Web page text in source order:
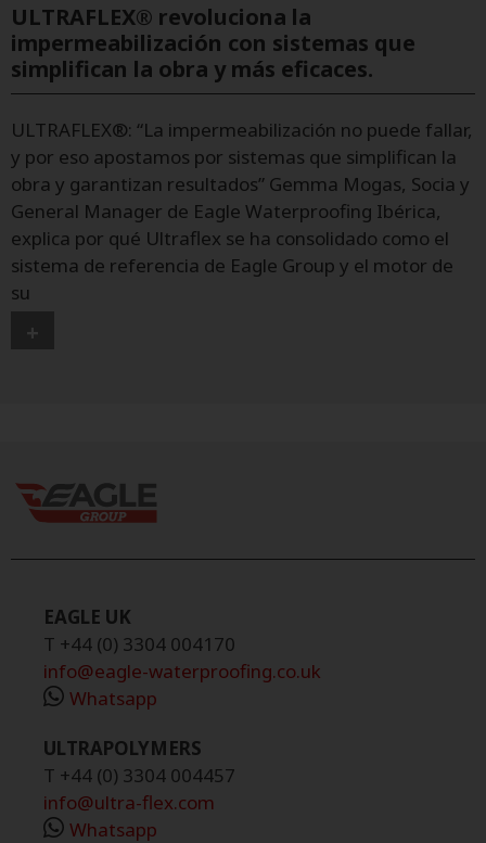
ULTRAFLEX® revoluciona la
impermeabilización con sistemas que
simplifican la obra y más eficaces.
ULTRAFLEX®: “La impermeabilización no puede fallar,
y por eso apostamos por sistemas que simplifican la
obra y garantizan resultados” Gemma Mogas, Socia y
General Manager de Eagle Waterproofing Ibérica,
explica por qué Ultraflex se ha consolidado como el
sistema de referencia de Eagle Group y el motor de
su
+
EAGLE UK
T +44 (0) 3304 004170
info@eagle-waterproofing.co.uk
Whatsapp
ULTRAPOLYMERS
T +44 (0) 3304 004457
info@ultra-flex.com
Whatsapp